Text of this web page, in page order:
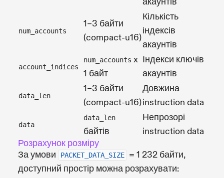
num_accounts
1–3 байти
(compact-u16)
Кількість
індексів
акаунтів
account_indices
num_accounts x
1 байт
Індекси ключів
акаунтів
data_len
1–3 байти
(compact-u16)
Довжина
instruction data
data
data_len
байтів
Непрозорі
instruction data
Розрахунок розміру
За умови
PACKET_DATA_SIZE
= 1 232 байти,
доступний простір можна розрахувати: